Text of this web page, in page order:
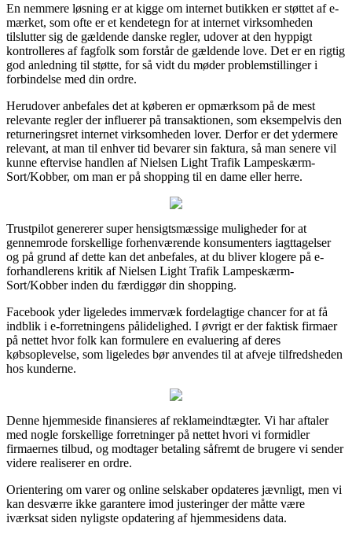
En nemmere løsning er at kigge om internet butikken er støttet af e-
mærket, som ofte er et kendetegn for at internet virksomheden
tilslutter sig de gældende danske regler, udover at den hyppigt
kontrolleres af fagfolk som forstår de gældende love. Det er en rigtig
god anledning til støtte, for så vidt du møder problemstillinger i
forbindelse med din ordre.
Herudover anbefales det at køberen er opmærksom på de mest
relevante regler der influerer på transaktionen, som eksempelvis den
returneringsret internet virksomheden lover. Derfor er det ydermere
relevant, at man til enhver tid bevarer sin faktura, så man senere vil
kunne eftervise handlen af Nielsen Light Trafik Lampeskærm-
Sort/Kobber, om man er på shopping til en dame eller herre.
Trustpilot genererer super hensigtsmæssige muligheder for at
gennemrode forskellige forhenværende konsumenters iagttagelser
og på grund af dette kan det anbefales, at du bliver klogere på e-
forhandlerens kritik af Nielsen Light Trafik Lampeskærm-
Sort/Kobber inden du færdiggør din shopping.
Facebook yder ligeledes immervæk fordelagtige chancer for at få
indblik i e-forretningens pålidelighed. I øvrigt er der faktisk firmaer
på nettet hvor folk kan formulere en evaluering af deres
købsoplevelse, som ligeledes bør anvendes til at afveje tilfredsheden
hos kunderne.
Denne hjemmeside finansieres af reklameindtægter. Vi har aftaler
med nogle forskellige forretninger på nettet hvori vi formidler
firmaernes tilbud, og modtager betaling såfremt de brugere vi sender
videre realiserer en ordre.
Orientering om varer og online selskaber opdateres jævnligt, men vi
kan desværre ikke garantere imod justeringer der måtte være
iværksat siden nyligste opdatering af hjemmesidens data.